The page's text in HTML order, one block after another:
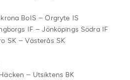
BoIS – Örgryte IS
IF – Jönköpings Södra IF
SK – Västerås SK
– Utsiktens BK